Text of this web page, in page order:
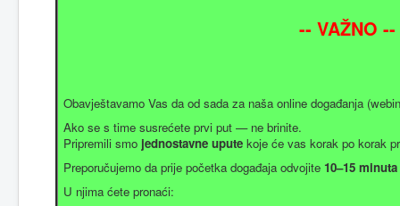
-- VAŽNO --
Obavještavamo Vas da od sada za naša online događanja
Ako se s time susrećete prvi put — ne brinite.
Pripremili smo jednostavne upute koje će vas korak po korak
Preporučujemo da prije početka događaja odvojite 10–15 minuta
U njima ćete pronaći: